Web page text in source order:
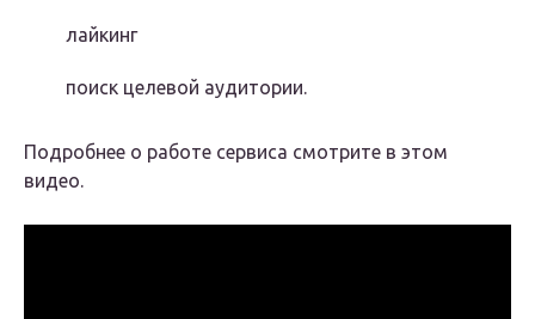
лайкинг
поиск целевой аудитории.
Подробнее о работе сервиса смотрите в этом
видео.